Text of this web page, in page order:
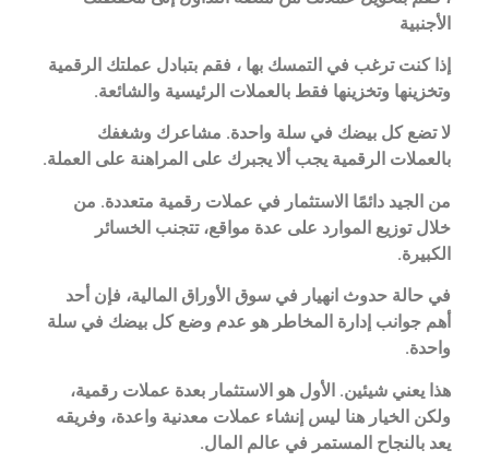
الأجنبية
إذا كنت ترغب في التمسك بها ، فقم بتبادل عملتك الرقمية
وتخزينها وتخزينها فقط بالعملات الرئيسية والشائعة.
لا تضع كل بيضك في سلة واحدة. مشاعرك وشغفك
بالعملات الرقمية يجب ألا يجبرك على المراهنة على العملة.
من الجيد دائمًا الاستثمار في عملات رقمية متعددة. من
خلال توزيع الموارد على عدة مواقع، تتجنب الخسائر
الكبيرة.
في حالة حدوث انهيار في سوق الأوراق المالية، فإن أحد
أهم جوانب إدارة المخاطر هو عدم وضع كل بيضك في سلة
واحدة.
هذا يعني شيئين. الأول هو الاستثمار بعدة عملات رقمية،
ولكن الخيار هنا ليس إنشاء عملات معدنية واعدة، وفريقه
يعد بالنجاح المستمر في عالم المال.